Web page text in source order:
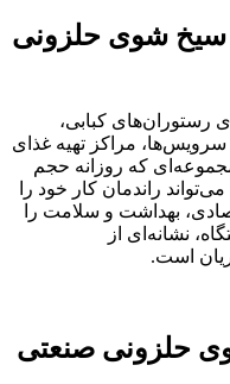
سیخ شوی حلزونی
رستوران‌های کبابی،
مراکز تهیه غذای
که روزانه حجم
راندمان کار خود را
بهداشت و سلامت را
نشانه‌ای از
است.
حلزونی صنعتی